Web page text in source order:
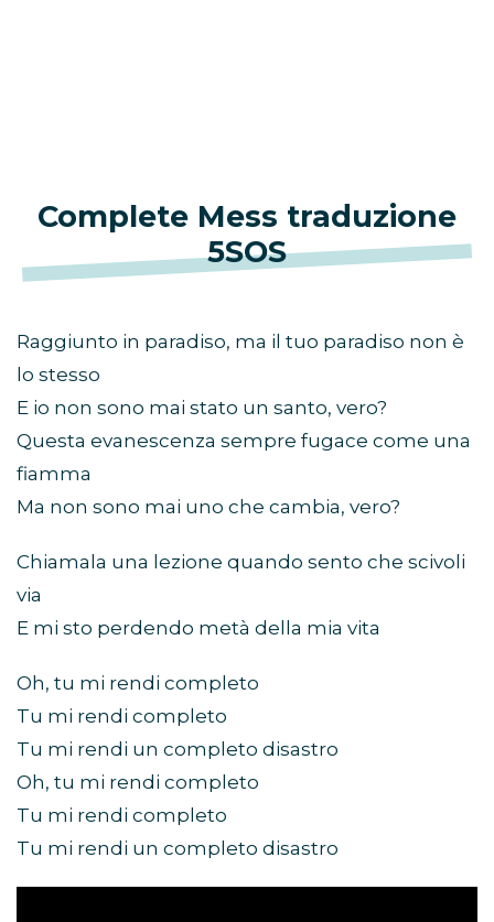
Complete Mess traduzione
5SOS
Raggiunto in paradiso, ma il tuo paradiso non è
lo stesso
E io non sono mai stato un santo, vero?
Questa evanescenza sempre fugace come una
fiamma
Ma non sono mai uno che cambia, vero?
Chiamala una lezione quando sento che scivoli
via
E mi sto perdendo metà della mia vita
Oh, tu mi rendi completo
Tu mi rendi completo
Tu mi rendi un completo disastro
Oh, tu mi rendi completo
Tu mi rendi completo
Tu mi rendi un completo disastro